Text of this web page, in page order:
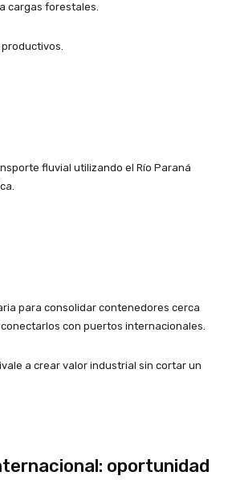
cargas forestales.
fluvial utilizando el Río Paraná
para consolidar contenedores cerca
con puertos internacionales.
a crear valor industrial sin cortar un
oportunidad